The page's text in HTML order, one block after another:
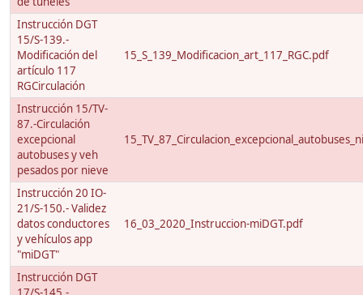
Instrucción DGT
15/S-139.-
Modificación del
artículo 117
RGCirculación
15_S_139_Modificacion_art_117_RGC.pdf
Instrucción 15/TV-
87.-Circulación
excepcional
autobuses y veh
pesados por nieve
Instrucción 20 IO-
21/S-150.- Validez
datos conductores
y vehículos app
"miDGT"
16_03_2020_Instruccion-miDGT.pdf
Instrucción DGT